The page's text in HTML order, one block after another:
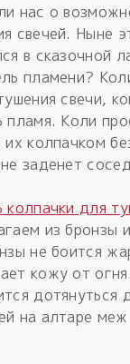
нас о
свечей. Ныне
в сказочной
пламени?
свечи,
пламя. Коли
их колпачком
заденет
колпачки для
из бронзы
не боится
кожу от
дотянуться
на алтаре меж